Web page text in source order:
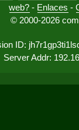
web? - Enlaces -
© 2000-2026
ID:
Server Addr: